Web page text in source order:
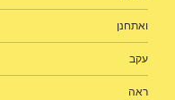
ואתחנן
עקב
ראה